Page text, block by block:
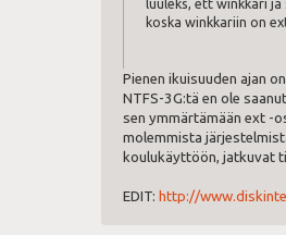
luuleks, ett winkkari
koska winkkariin on
Pienen ikuisuuden ajan
NTFS-3G:tä en ole
sen ymmärtämään ext -
molemmista
koulukäyttöön, jatkuvat
EDIT: http://